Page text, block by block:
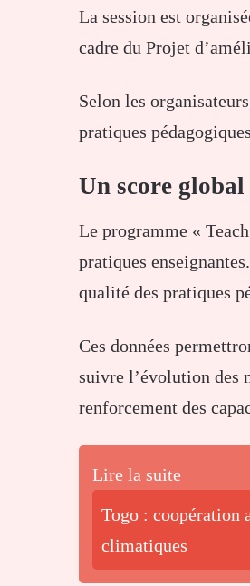
La session est
cadre du Projet
Selon les
pratiques
Un score
Le programme «
pratiques
qualité des pratiques
Ces données
suivre l’évolution des
renforcement des
Lire la suite
Togo : coopération
climatiques